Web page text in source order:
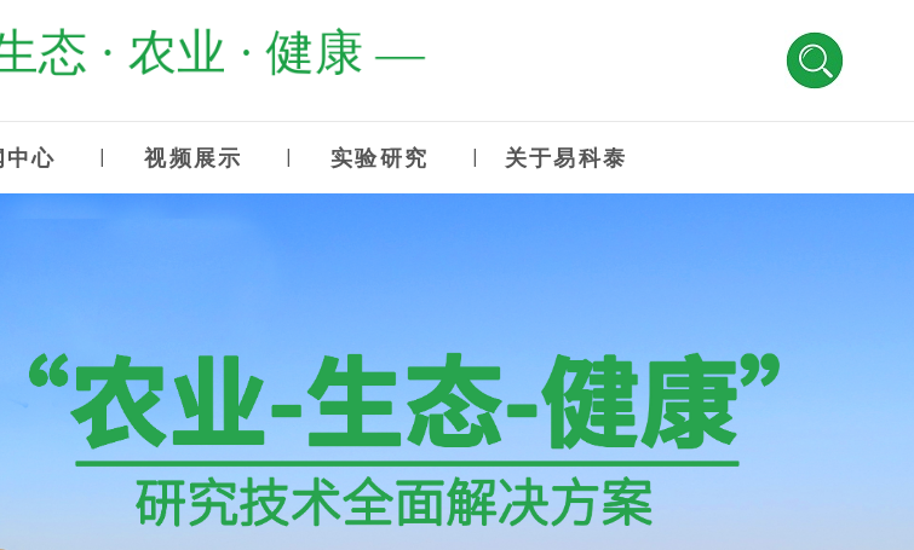
· 农业 · 健康 —
中心 视频展示 实验研究 关于易科泰